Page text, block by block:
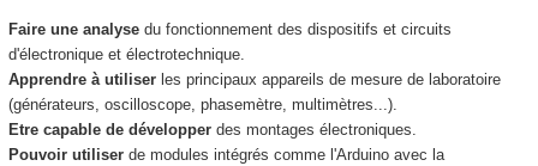
Faire une analyse du fonctionnement des dispositifs et circuits
d'électronique et électrotechnique.
Apprendre à utiliserles principaux appareils de mesure de laboratoire
(générateurs, oscilloscope, phasemètre, multimètres...).
Etre capable de développer des montages électroniques.
Pouvoir utiliser de modules intégrés comme l'Arduino avec la